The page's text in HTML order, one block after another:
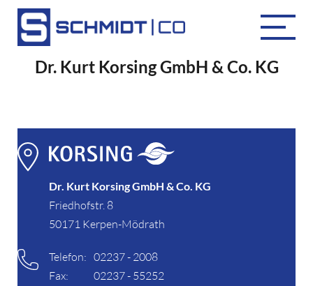
Dr. Kurt Korsing GmbH & Co. KG
Dr. Kurt Korsing GmbH & Co. KG
Friedhofstr. 8
50171 Kerpen-Mödrath
Telefon: 02237 - 2008
Fax:
02237 - 55252